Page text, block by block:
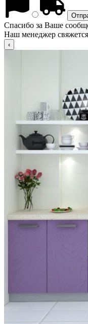
Спасибо за Ваше
Наш менеджер